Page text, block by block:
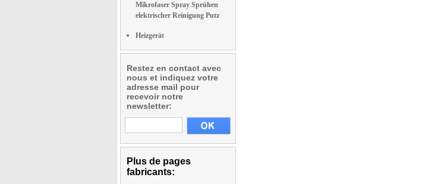
Mikrofaser Spray Sprühen
elektrischer Reinigung Putz
Heizgerät
Restez en contact avec
nous et indiquez votre
adresse mail pour
recevoir notre
newsletter:
Plus de pages
fabricants: